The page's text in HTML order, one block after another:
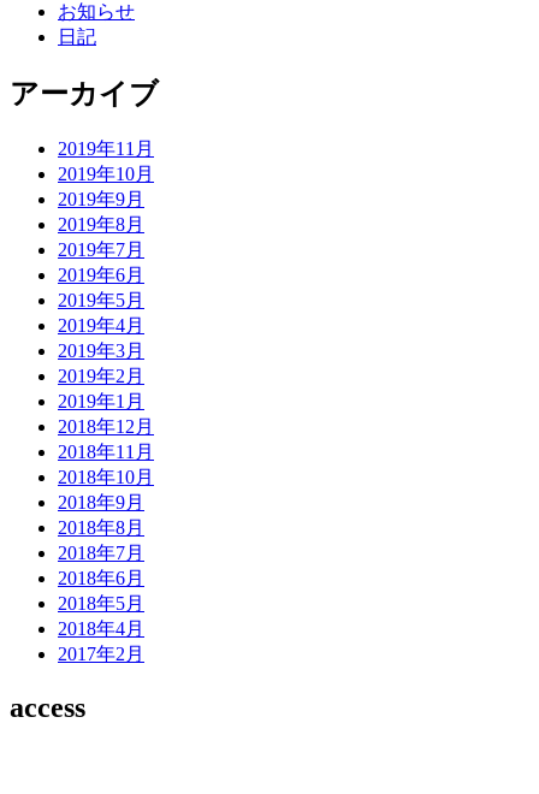
お知らせ
日記
アーカイブ
2019年11月
2019年10月
2019年9月
2019年8月
2019年7月
2019年6月
2019年5月
2019年4月
2019年3月
2019年2月
2019年1月
2018年12月
2018年11月
2018年10月
2018年9月
2018年8月
2018年7月
2018年6月
2018年5月
2018年4月
2017年2月
access